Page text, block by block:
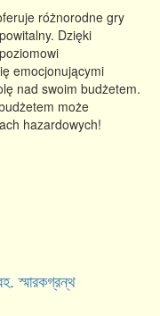
różnorodne gry
Dzięki
emocjonującymi
nad swoim budżetem.
może
hazardowych!
স্মারকগ্রন্থ